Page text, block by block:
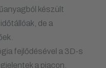
készült
de a
fejlődésével a 3D-s
a piacon.